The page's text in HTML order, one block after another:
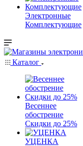
Электронные
Комплектующие
Каталог
Весеннее
обострение
Скидки до 25%
УЦЕНКА